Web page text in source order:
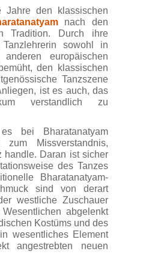
Jahre den klassischen
nach den
Tradition. Durch ihre
sowohl in
europäischen
den klassischen
Tanzszene
ist es auch, das
verstandlich zu
bei Bharatanatyam
zum Missverstandnis,
handle. Daran ist sicher
des Tanzes
Bharatanatyam-
sind von derart
westliche Zuschauer
abgelenkt
Kostüms und des
wesentliches Element
angestrebten neuen